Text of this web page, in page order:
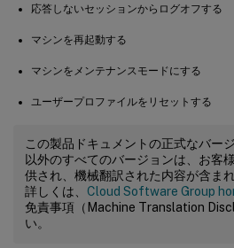
応答しないセッションからログオフする
マシンを再起動する
マシンをメンテナンスモードにする
ユーザープロファイルをリセットする
この製品ドキュメントの正式なバー
以外のすべてのバージョンは、お客
供され、機械翻訳された内容が含ま
詳しくは、 Cloud Software Group
免責事項（Machine Translation
い。